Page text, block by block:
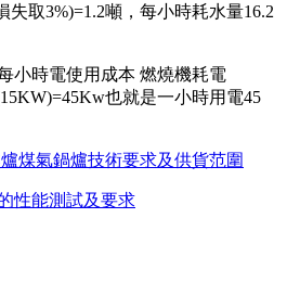
失取3%)=1.2噸，每小時耗水量16.2
小時電使用成本 燃燒機耗電
也就是一小時用電45
煤氣鍋爐技術要求及供貨范圍
性能測試及要求